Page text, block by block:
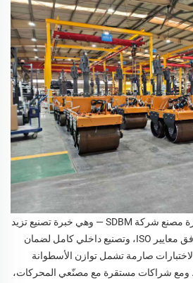
تكمن ميزة مصنع شركة SDBM — وهي خبرة تصنيع تزيد
على ١٥ عامًا، وإنتاج معتمد وفق معايير ISO، وتصنيع داخلي كامل لضمان
صارمة تشمل توازن الأسطوانة
ومع شراكات مستقرة مع مصنّعي المحركات،